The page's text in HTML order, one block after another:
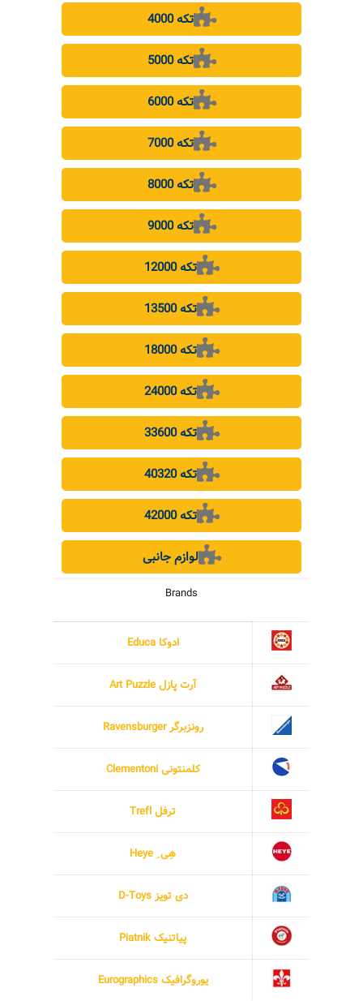
4000 تکه
5000 تکه
6000 تکه
7000 تکه
8000 تکه
9000 تکه
12000 تکه
13500 تکه
18000 تکه
24000 تکه
33600 تکه
40320 تکه
42000 تکه
لوازم جانبی
Brands
ادوکا Educa
آرت پازل Art Puzzle
رونزبرگر Ravensburger
کلمنتونی Clementoni
ترفل Trefl
هِی ِ Heye
دی تویز D-Toys
پیاتنیک Piatnik
یوروگرافیک Eurographics